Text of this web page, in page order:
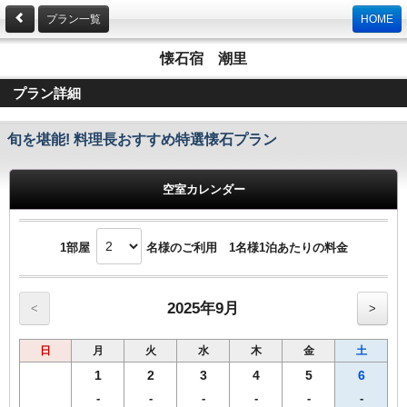
プラン一覧 HOME
懐石宿 潮里
プラン詳細
旬を堪能! 料理長おすすめ特選懐石プラン
空室カレンダー
1部屋 名様のご利用 1名様1泊あたりの料金
< 2025年9月 >
日 月 火 水 木 金 土
1
-
2
-
3
-
4
-
5
-
6
-